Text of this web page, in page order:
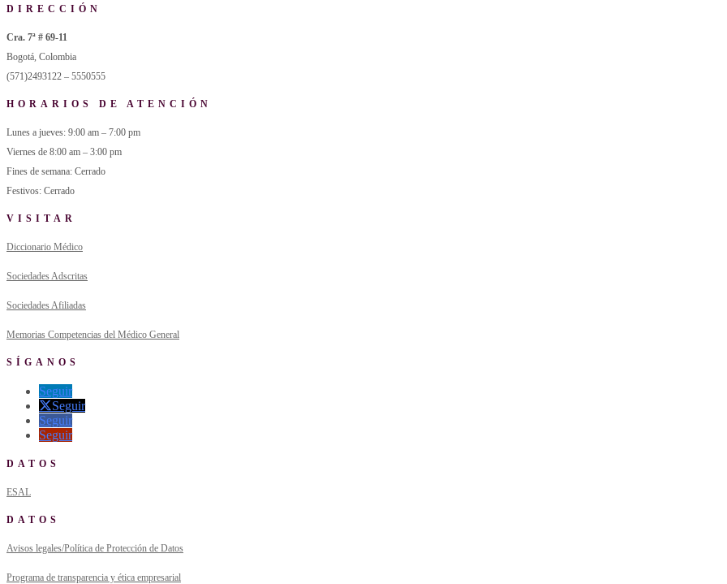
DIRECCIÓN
Cra. 7ª # 69-11
Bogotá, Colombia
(571)2493122 – 5550555
HORARIOS DE ATENCIÓN
Lunes a jueves: 9:00 am – 7:00 pm
Viernes de 8:00 am – 3:00 pm
Fines de semana: Cerrado
Festivos: Cerrado
VISITAR
Diccionario Médico
Sociedades Adscritas
Sociedades Afiliadas
Memorias Competencias del Médico General
SÍGANOS
Seguir
Seguir
Seguir
Seguir
DATOS
ESAL
DATOS
Avisos legales/Política de Protección de Datos
Programa de transparencia y ética empresarial